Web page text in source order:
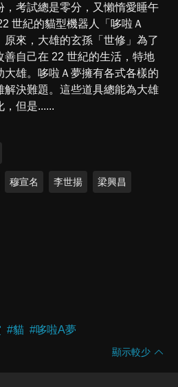
，考試總是零分，又懶惰愛睡午
世紀的貓型機器人「哆啦Ａ
來，大雄的玄孫「世修」為了
自己在 22 世紀的生活，特地
大雄。哆啦Ａ夢擁有各式各樣的
解決難題。這些道具總能為大雄
，但是......
穆宣名 李世揚 梁興昌
#貓 #哆啦A夢
顯示較少